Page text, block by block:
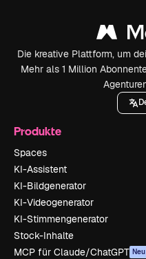
Die kreative Plattform, um
Mehr als 1 Million
Produkte
Spaces
KI-Assistent
KI-Bildgenerator
KI-Videogenerator
KI-Stimmengenerator
Stock-Inhalte
MCP für Claude/ChatGPT Neu